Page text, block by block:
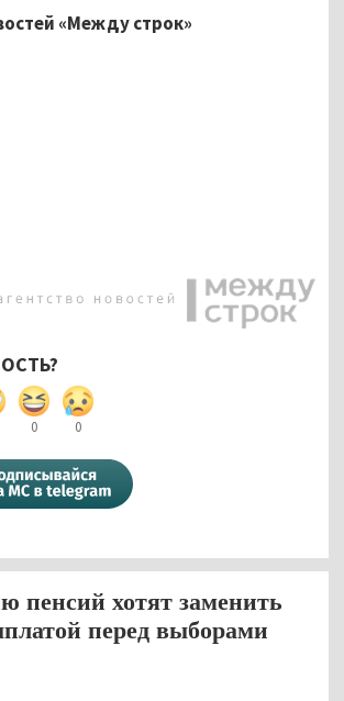
«Между строк»
0 0
пенсий хотят заменить
перед выборами